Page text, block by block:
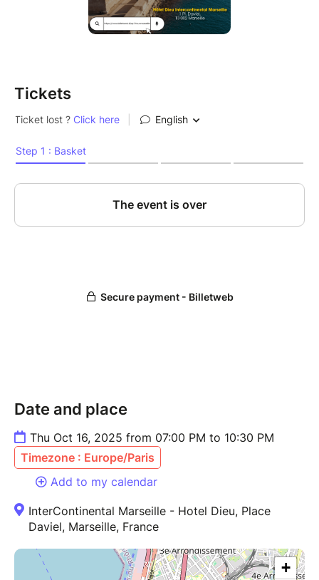
Tickets
Date and place
Thu Oct 16, 2025 from 07:00 PM to 10:30 PM
Timezone : Europe/Paris
Add to my calendar
InterContinental Marseille - Hotel Dieu, Place
Daviel, Marseille, France
+